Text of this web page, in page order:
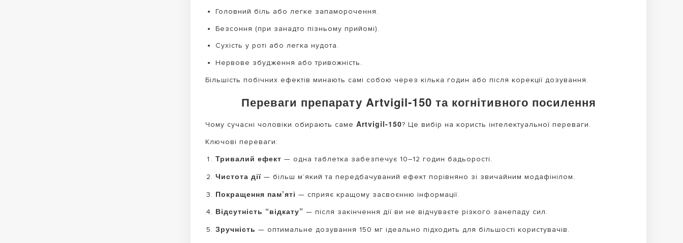
Головний біль або легке запаморочення.
Безсоння (при занадто пізньому прийомі).
Сухість у роті або легка нудота.
Нервове збудження або тривожність.
Більшість побічних ефектів минають самі собою через кілька годин або після корекції дозування.
Переваги препарату Artvigil-150 та когнітивного посилення
Чому сучасні чоловіки обирають саме Artvigil-150? Це вибір на користь інтелектуальної переваги.
Ключові переваги:
Тривалий ефект — одна таблетка забезпечує 10–12 годин бадьорості.
Чистота дії — більш м’який та передбачуваний ефект порівняно зі звичайним модафінілом.
Покращення пам’яті — сприяє кращому засвоєнню інформації.
Відсутність “відкату” — після закінчення дії ви не відчуваєте різкого занепаду сил.
Зручність — оптимальне дозування 150 мг ідеально підходить для більшості користувачів.